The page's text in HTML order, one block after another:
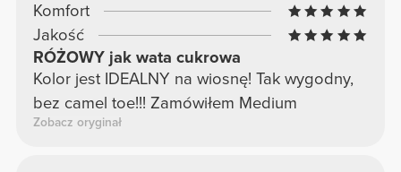
Komfort
Jakość
RÓŻOWY jak wata cukrowa
Kolor jest IDEALNY na wiosnę! Tak wygodny,
bez camel toe!!! Zamówiłem Medium
Zobacz oryginał